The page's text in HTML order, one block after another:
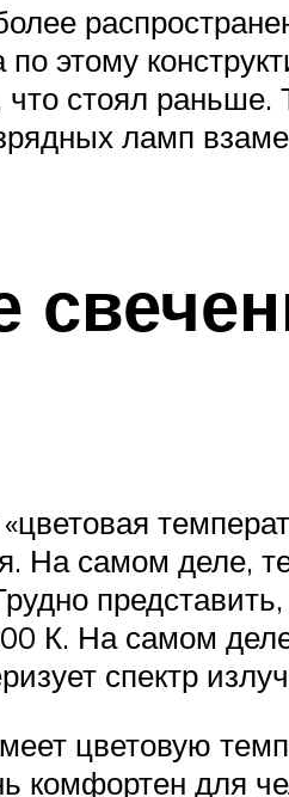
этому
стоял раньше.
ламп
На самом деле,
представить,
К. На самом
спектр
цветовую
комфортен для